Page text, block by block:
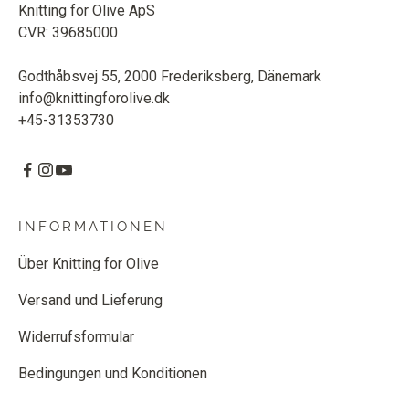
Knitting for Olive ApS
CVR: 39685000
Godthåbsvej 55, 2000 Frederiksberg, Dänemark
info@knittingforolive.dk
+45-31353730
INFORMATIONEN
Über Knitting for Olive
Versand und Lieferung
Widerrufsformular
Bedingungen und Konditionen